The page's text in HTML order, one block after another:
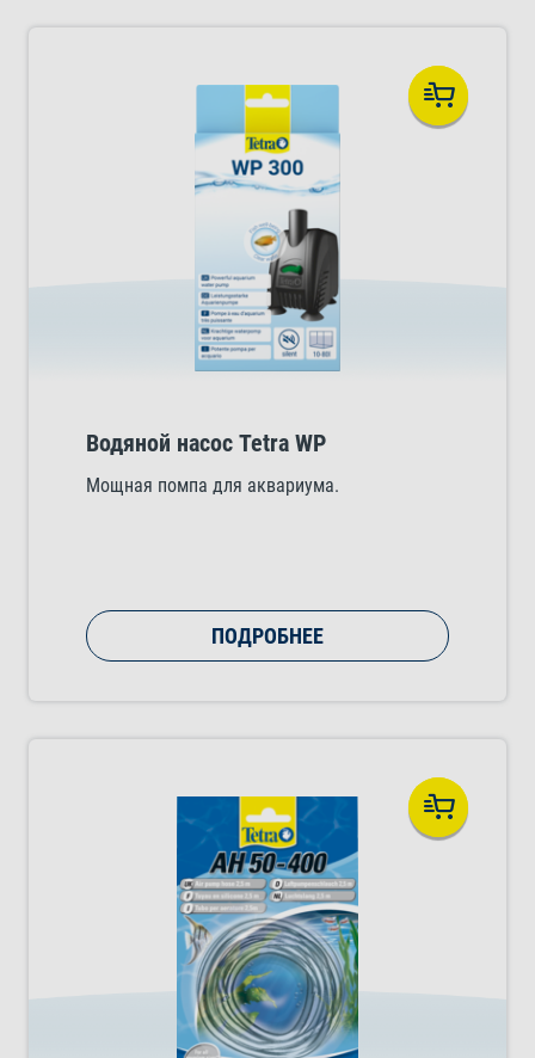
Водяной насос Tetra WP
Мощная помпа для аквариума.
ПОДРОБНЕЕ